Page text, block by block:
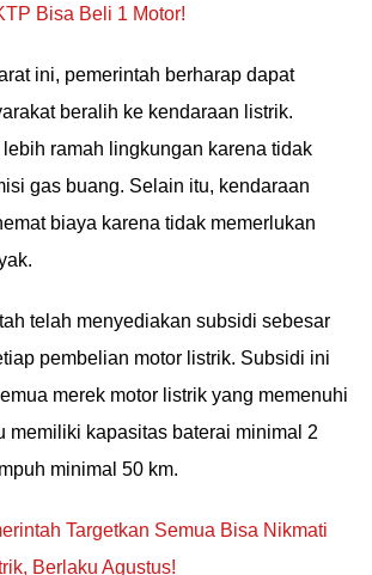
Bisa Beli 1 Motor!
ini, pemerintah berharap dapat
beralih ke kendaraan listrik.
ramah lingkungan karena tidak
gas buang. Selain itu, kendaraan
biaya karena tidak memerlukan
telah menyediakan subsidi sebesar
pembelian motor listrik. Subsidi ini
merek motor listrik yang memenuhi
memiliki kapasitas baterai minimal 2
minimal 50 km.
Targetkan Semua Bisa Nikmati
Berlaku Agustus!